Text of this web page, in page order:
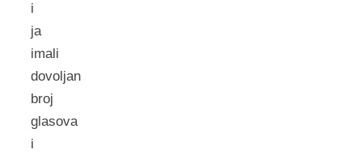
i
ja
imali
dovoljan
broj
glasova
i